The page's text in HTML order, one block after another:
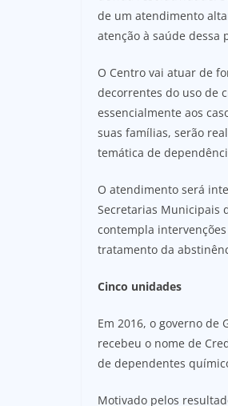
de um atendimento
atenção à saúde dessa
O Centro vai atuar de
decorrentes do uso de
essencialmente aos
suas famílias, serão
temática de
O atendimento será
Secretarias Municipais
contempla
tratamento da
Cinco unidades
Em 2016, o governo de
recebeu o nome de
de dependentes
Motivado pelos